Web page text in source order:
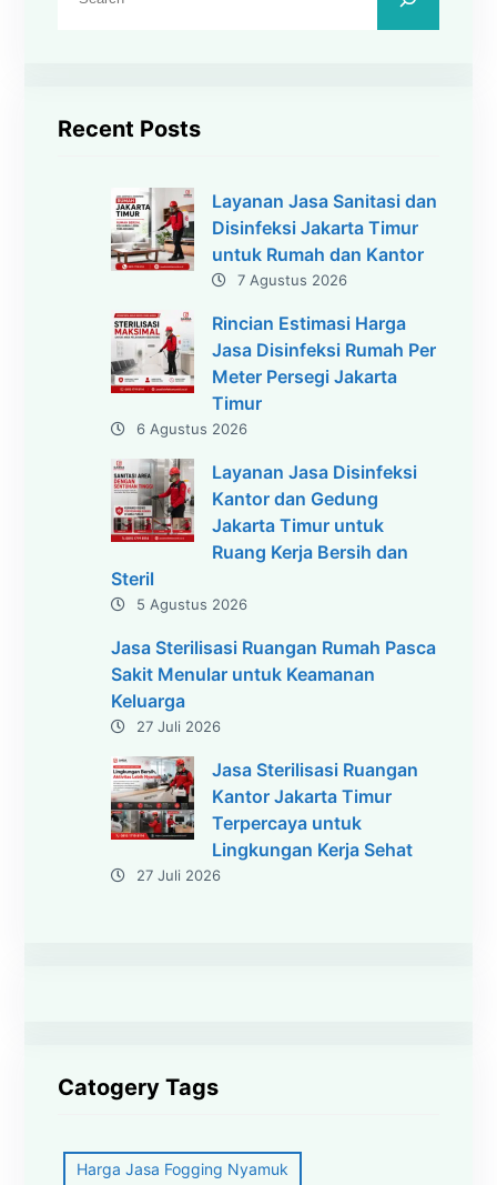
Recent Posts
Layanan Jasa Sanitasi dan
Disinfeksi Jakarta Timur
untuk Rumah dan Kantor
7 Agustus 2026
Rincian Estimasi Harga
Jasa Disinfeksi Rumah Per
Meter Persegi Jakarta
Timur
6 Agustus 2026
Layanan Jasa Disinfeksi
Kantor dan Gedung
Jakarta Timur untuk
Ruang Kerja Bersih dan
Steril
5 Agustus 2026
Jasa Sterilisasi Ruangan Rumah Pasca
Sakit Menular untuk Keamanan
Keluarga
27 Juli 2026
Jasa Sterilisasi Ruangan
Kantor Jakarta Timur
Terpercaya untuk
Lingkungan Kerja Sehat
27 Juli 2026
Catogery Tags
Harga Jasa Fogging Nyamuk